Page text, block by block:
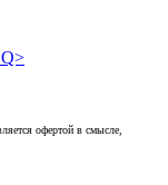
офертой в смысле,